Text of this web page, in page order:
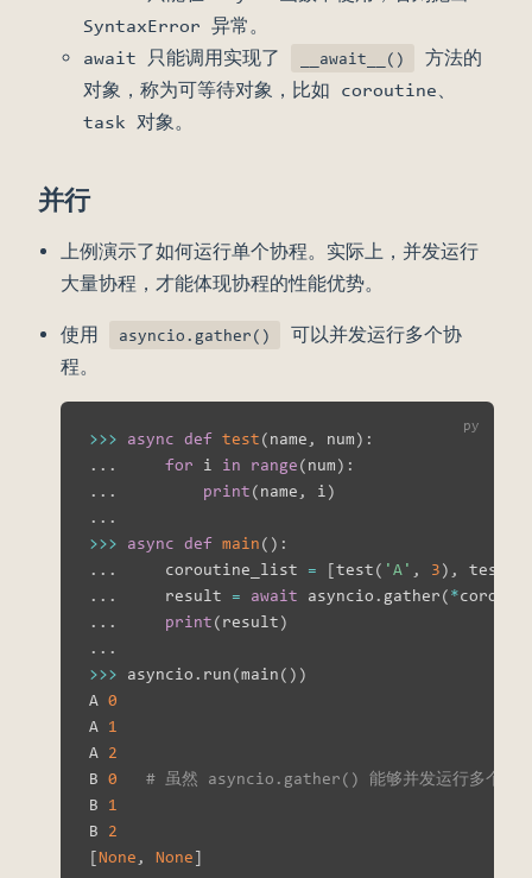
SyntaxError 异常。
await 只能调用实现了
__await__()
方法的
对象，称为可等待对象，比如 coroutine、
task 对象。
并行
上例演示了如何运行单个协程。实际上，并发运行
大量协程，才能体现协程的性能优势。
使用 asyncio.gather()
可以并发运行多个协
程。
>>> async def test(name , num) :
. . . for i in range(num) :
. . . print(name , i )
. . .
>>> async def main( ) :
. . .
     coroutine_list
= [test( 'A' , 3) , test
. . .
     result
= await asyncio . gather(*
. . . print(result)
. . .
>>> asyncio . run(main( ) )
A 0
A 1
A 2
B 0
# 虽然 asyncio.gather() 能够并发运行多个协程
B 1
B 2
[None , None]